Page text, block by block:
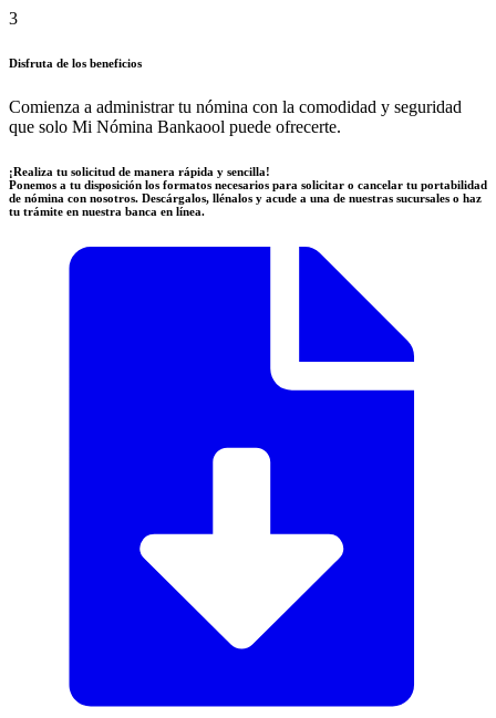
3
Disfruta de los beneficios
Comienza a administrar tu nómina con la comodidad y seguridad
que solo Mi Nómina Bankaool puede ofrecerte.
¡Realiza tu solicitud de manera rápida y sencilla!
Ponemos a tu disposición los formatos necesarios para solicitar o cancelar tu portabilidad
de nómina con nosotros. Descárgalos, llénalos y acude a una de nuestras sucursales o haz
tu trámite en nuestra banca en línea.